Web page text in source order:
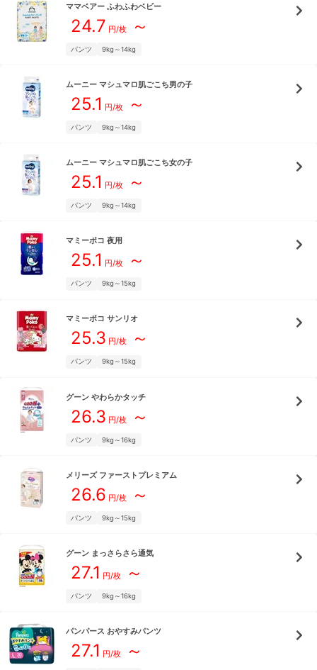
ママベアー ふわふわベビー
24.7 円/枚～
パンツ 9kg～14kg
ムーニー マシュマロ肌ごこち男の子
25.1 円/枚～
パンツ 9kg～14kg
ムーニー マシュマロ肌ごこち女の子
25.1 円/枚～
パンツ 9kg～14kg
マミーポコ 夜用
25.1 円/枚～
パンツ 9kg～15kg
マミーポコ サンリオ
25.3 円/枚～
パンツ 9kg～15kg
グーン やわらかタッチ
26.3 円/枚～
パンツ 9kg～16kg
メリーズ ファーストプレミアム
26.6 円/枚～
パンツ 9kg～15kg
グーン まっさらさら通気
27.1 円/枚～
パンツ 9kg～16kg
パンパース おやすみパンツ
27.1 円/枚～